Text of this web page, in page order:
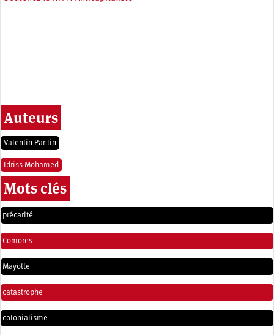
Auteurs
Valentin Pantin
Idriss Mohamed
Mots clés
précarité
Comores
Mayotte
catastrophe
colonialisme